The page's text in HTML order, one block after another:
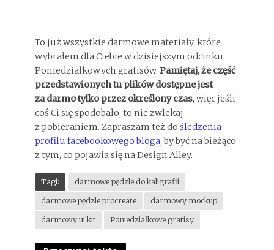
To już wszystkie darmowe materiały, które
wybrałem dla Ciebie w dzisiejszym odcinku
Poniedziałkowych gratisów. Pamiętaj, że część
przedstawionych tu plików dostępne jest
za darmo tylko przez określony czas, więc jeśli
coś Ci się spodobało, to nie zwlekaj
z pobieraniem. Zapraszam też do śledzenia
profilu facebookowego bloga, by być na bieżąco
z tym, co pojawia się na Design Alley.
Tagi: darmowe pędzle do kaligrafii
darmowe pędzle procreate darmowy mockup
darmowy ui kit Poniedziałkowe gratisy